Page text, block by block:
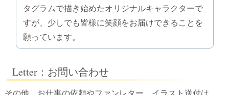
タグラムで描き始めたオリジナルキャラクターで
すが、少しでも皆様に笑顔をお届けできることを
願っています。
Letter：お問い合わせ